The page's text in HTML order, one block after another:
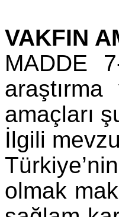
VAKFIN
MADDE
amaçları
İlgili
olmak